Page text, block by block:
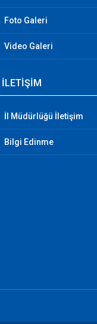
Foto Galeri
Video Galeri
İLETİŞİM
İl Müdürlüğü İletişim
Bilgi Edinme